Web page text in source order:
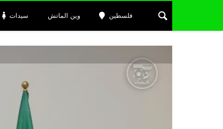
سيدات وين الماتش فلسطين